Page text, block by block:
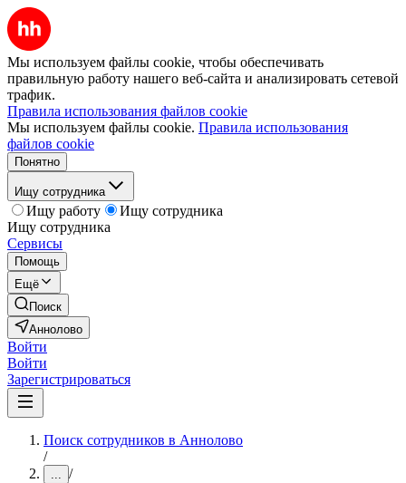
Мы используем файлы cookie, чтобы обеспечивать
правильную работу нашего веб-сайта и анализировать сетевой
трафик.
Правила использования файлов cookie
Мы используем файлы cookie. Правила использования
файлов cookie
Понятно
Ищу сотрудника
Ищу работу
Ищу сотрудника
Ищу сотрудника
Сервисы
Помощь
Ещё
Поиск
Аннолово
Войти
Войти
Зарегистрироваться
Поиск сотрудников в Аннолово
/
... /